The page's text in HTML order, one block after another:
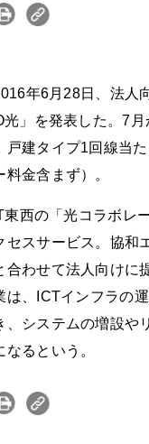
年6月28日、法人
」を発表した。7
戸建タイプ1回線当
金含まず）。
西の「光コラボレ
セスサービス。協和
合わせて法人向けに
は、ICTインフラの
、システムの増設や
るという。